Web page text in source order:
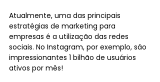
Atualmente, uma das principais
estratégias de marketing para
empresas é a utilização das redes
sociais. No Instagram, por exemplo, são
impressionantes 1 bilhão de usuários
ativos por mês!